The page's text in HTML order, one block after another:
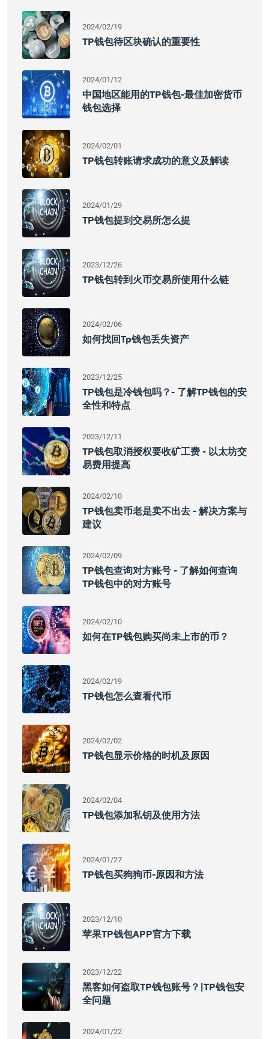
2024/02/19
TP钱包待区块确认的重要性
2024/01/12
中国地区能用的TP钱包-最佳加密货币
钱包选择
2024/02/01
TP钱包转账请求成功的意义及解读
2024/01/29
TP钱包提到交易所怎么提
2023/12/26
TP钱包转到火币交易所使用什么链
2024/02/06
如何找回Tp钱包丢失资产
2023/12/25
TP钱包是冷钱包吗？- 了解TP钱包的安
全性和特点
2023/12/11
TP钱包取消授权要收矿工费 - 以太坊交
易费用提高
2024/02/10
TP钱包卖币老是卖不出去 - 解决方案与
建议
2024/02/09
TP钱包查询对方账号 - 了解如何查询
TP钱包中的对方账号
2024/02/10
如何在TP钱包购买尚未上市的币？
2024/02/19
TP钱包怎么查看代币
2024/02/02
TP钱包显示价格的时机及原因
2024/02/04
TP钱包添加私钥及使用方法
2024/01/27
TP钱包买狗狗币-原因和方法
2023/12/10
苹果TP钱包APP官方下载
2023/12/22
黑客如何盗取TP钱包账号？|TP钱包安
全问题
2024/01/22